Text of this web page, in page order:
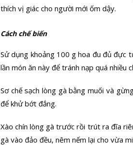
thích vị giác cho người mới ốm dậy.
Cách chế biến
Sử dụng khoảng 100 g hoa đu đủ đực
lần món ăn này để tránh nạp quá
Sơ chế sạch lòng gà bằng muối và
để khử bớt đắng.
Xào chín lòng gà trước rồi trút ra đĩa
gà vào đảo đều, nêm nếm lại cho vừa